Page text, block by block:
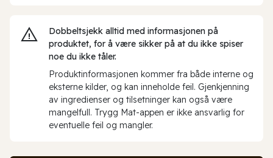
Dobbeltsjekk alltid med informasjonen på
produktet, for å være sikker på at du ikke spiser
noe du ikke tåler.
Produktinformasjonen kommer fra både interne og
eksterne kilder, og kan inneholde feil. Gjenkjenning
av ingredienser og tilsetninger kan også være
mangelfull. Trygg Mat-appen er ikke ansvarlig for
eventuelle feil og mangler.